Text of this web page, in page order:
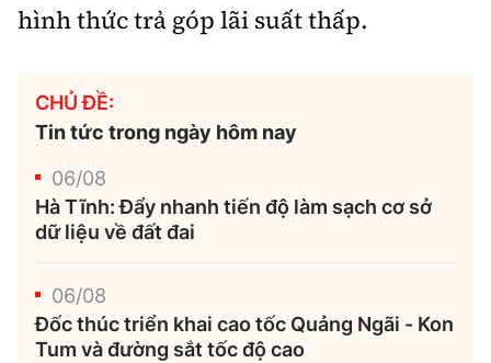
hình thức trả góp lãi suất thấp.
CHỦ ĐỀ:
Tin tức trong ngày hôm nay
06/08
Hà Tĩnh: Đẩy nhanh tiến độ làm sạch cơ sở
dữ liệu về đất đai
06/08
Đốc thúc triển khai cao tốc Quảng Ngãi - Kon
Tum và đường sắt tốc độ cao